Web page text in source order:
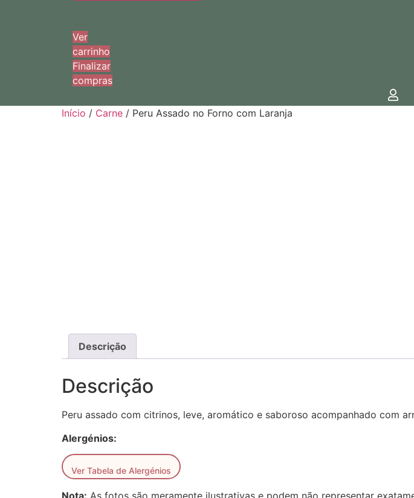
Ver
carrinho
Finalizar
compras
Início / Carne / Peru Assado no Forno com Laranja
Descrição
Descrição
Peru assado com citrinos, leve, aromático e saboroso acompanhado com
Alergénios:
Ver Tabela de Alergénios
Nota: As fotos são meramente ilustrativas e podem não representar